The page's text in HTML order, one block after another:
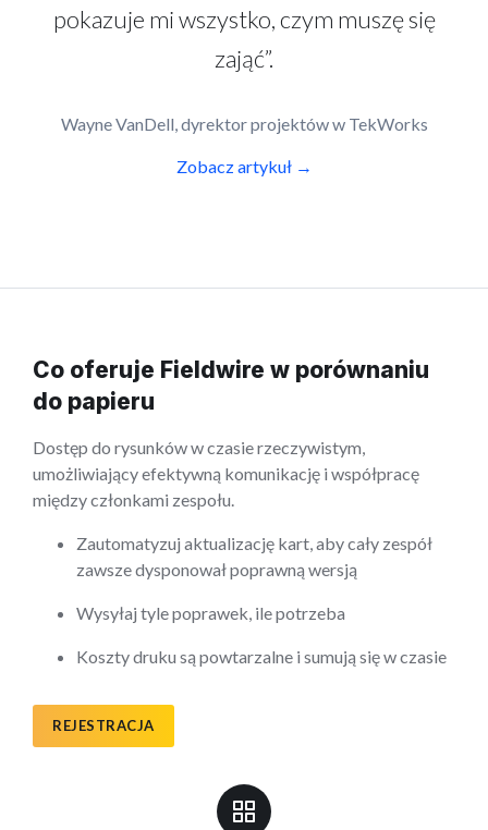
pokazuje mi wszystko, czym muszę się
zająć”.
Wayne VanDell, dyrektor projektów w TekWorks
Zobacz artykuł →
Co oferuje Fieldwire w porównaniu
do papieru
Dostęp do rysunków w czasie rzeczywistym,
umożliwiający efektywną komunikację i współpracę
między członkami zespołu.
Zautomatyzuj aktualizację kart, aby cały zespół
zawsze dysponował poprawną wersją
Wysyłaj tyle poprawek, ile potrzeba
Koszty druku są powtarzalne i sumują się w czasie
REJESTRACJA